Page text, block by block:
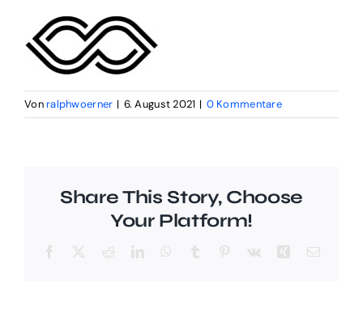
Kontakt
Impressum
Vonralphwoerner | 6. August 2021 | 0 Kommentare
Share This Story, Choose
Your Platform!
Facebook RedditLinkedInWhatsApp
Tumblr Pinterest
Vk XingE-